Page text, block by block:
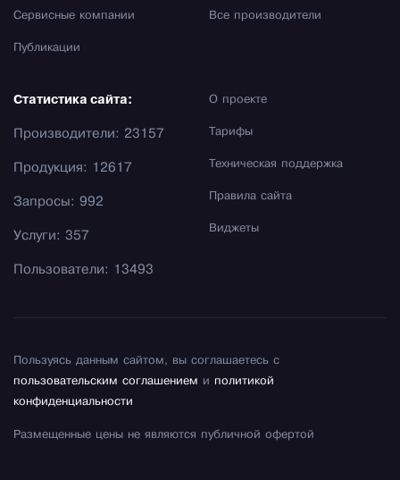
Сервисные компании
Публикации
Все производители
О проекте
Тарифы
Техническая поддержка
Правила сайта
Виджеты
Статистика сайта:
Производители: 23157
Продукция: 12617
Запросы: 992
Услуги: 357
Пользователи: 13493
Пользуясь данным сайтом, вы соглашаетесь с
пользовательским соглашением и политикой
конфиденциальности
Размещенные цены не являются публичной офертой